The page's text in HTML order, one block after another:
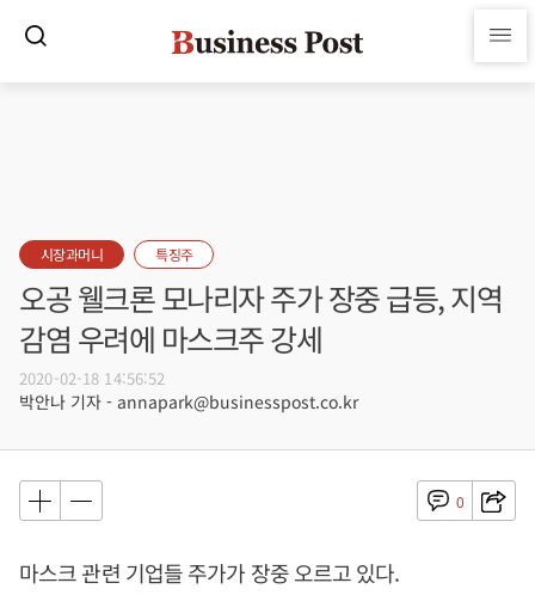
시장과머니 특징주
오공 웰크론 모나리자 주가 장중 급등, 지역
감염 우려에 마스크주 강세
2020-02-18 14:56:52
박안나 기자 - annapark@businesspost.co.kr
0
마스크 관련 기업들 주가가 장중 오르고 있다.